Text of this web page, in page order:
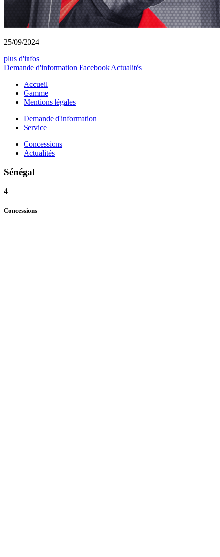
25/09/2024
plus d'infos
Demande d'information Facebook Actualités
Accueil
Gamme
Mentions légales
Demande d'information
Service
Concessions
Actualités
Sénégal
4
Concessions